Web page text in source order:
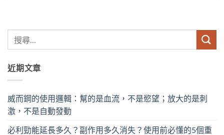
近期文章
威而鋼的使用邏輯：幫的是血流，不是慾望；放大的是刺
激，不是自動發動
必利勁能延長多久？副作用多久消失？使用前必懂的5個重